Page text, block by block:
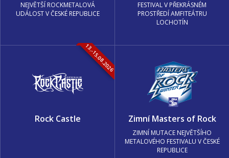
NEJVĚTŠÍ ROCKMETALOVÁ
UDÁLOST V ČESKÉ REPUBLICE
FESTIVAL V PŘEKRÁSNÉM
PROSTŘEDÍ AMFITEÁTRU
LOCHOTÍN
13.-15.08.2026
Rock Castle Zimní Masters of Rock
ZIMNÍ MUTACE NEJVĚTŠÍHO
METALOVÉHO FESTIVALU V ČESKÉ
REPUBLICE